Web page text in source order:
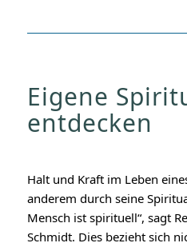
Eigene
entdecken
Halt und Kraft im Leben
anderem durch seine
Mensch ist spirituell“, sagt
Schmidt. Dies bezieht sich